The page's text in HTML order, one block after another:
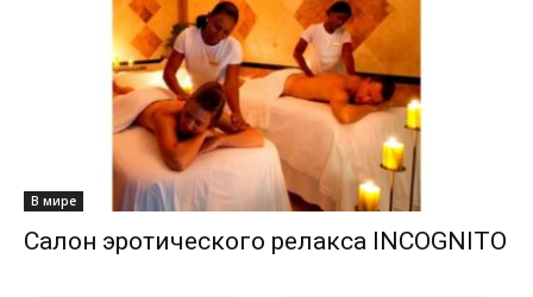
В мире
Салон эротического релакса INCOGNITO